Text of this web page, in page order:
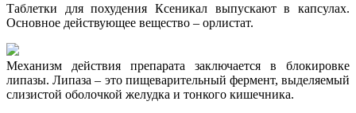
Таблетки для похудения Ксеникал выпускают в капсулах.
Основное действующее вещество – орлистат.
Механизм действия препарата заключается в блокировке
липазы. Липаза – это пищеварительный фермент, выделяемый
слизистой оболочкой желудка и тонкого кишечника.